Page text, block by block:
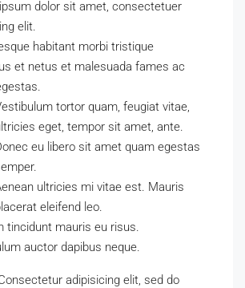
dolor sit amet, consectetuer
elit.
habitant morbi tristique
et netus et malesuada fames ac
tortor quam, feugiat vitae,
eget, tempor sit amet, ante.
eu libero sit amet quam egestas
ultricies mi vitae est. Mauris
eleifend leo.
tincidunt mauris eu risus.
auctor dapibus neque.
adipisicing elit, sed do